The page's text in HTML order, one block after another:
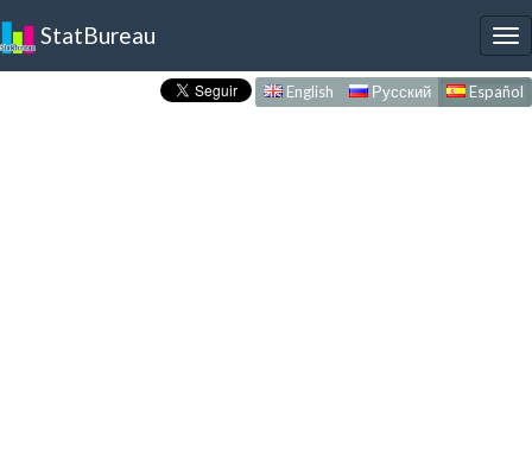
StatBureau
English Русский Español